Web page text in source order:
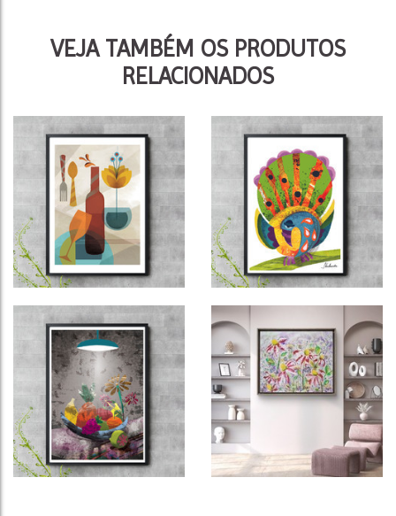
VEJA TAMBÉM OS PRODUTOS
RELACIONADOS